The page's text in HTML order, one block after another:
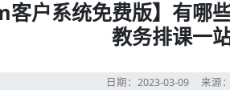
客户系统免费版】有
教务排课一
日期：2023-03-09来源